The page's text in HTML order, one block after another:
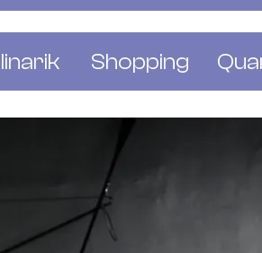
& Tea Rooms
& Konditoreien
Shopping
Mode & Kleider
Concept Stores
Wohnen & Leben
Schmuck &